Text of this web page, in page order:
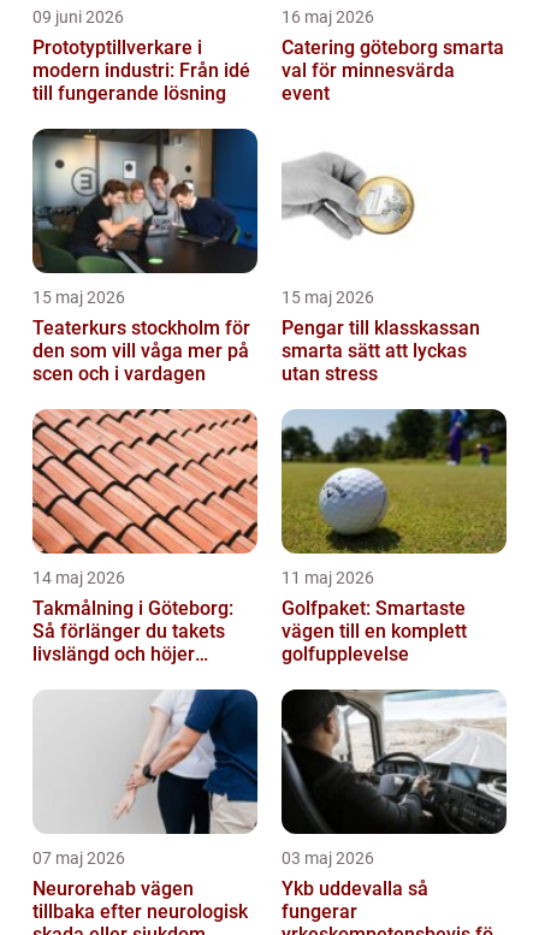
09 juni 2026
Prototyptillverkare i
modern industri: Från idé
till fungerande lösning
16 maj 2026
Catering göteborg smarta
val för minnesvärda
event
15 maj 2026
Teaterkurs stockholm för
den som vill våga mer på
scen och i vardagen
15 maj 2026
Pengar till klasskassan
smarta sätt att lyckas
utan stress
14 maj 2026
Takmålning i Göteborg:
Så förlänger du takets
livslängd och höjer
11 maj 2026
Golfpaket: Smartaste
vägen till en komplett
golfupplevelse
07 maj 2026
Neurorehab vägen
tillbaka efter neurologisk
03 maj 2026
Ykb uddevalla så
fungerar